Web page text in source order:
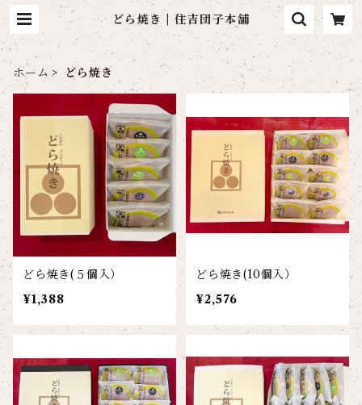
どら焼き | 住吉団子本舗
ホーム どら焼き
どら焼き(５個入）
¥1,388
どら焼き(10個入）
¥2,576